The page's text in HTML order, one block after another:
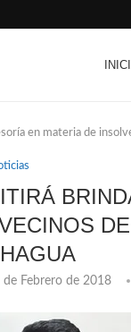
en materia de
de Febrero de 2018